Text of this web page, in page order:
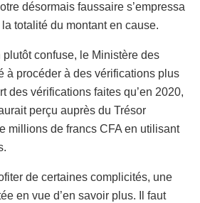
désormais faussaire s’empressa
totalité du montant en cause.
confuse, le Ministère des
à procéder à des vérifications plus
des vérifications faites qu’en 2020,
perçu auprès du Trésor
millions de francs CFA en utilisant
de certaines complicités, une
en vue d’en savoir plus. Il faut